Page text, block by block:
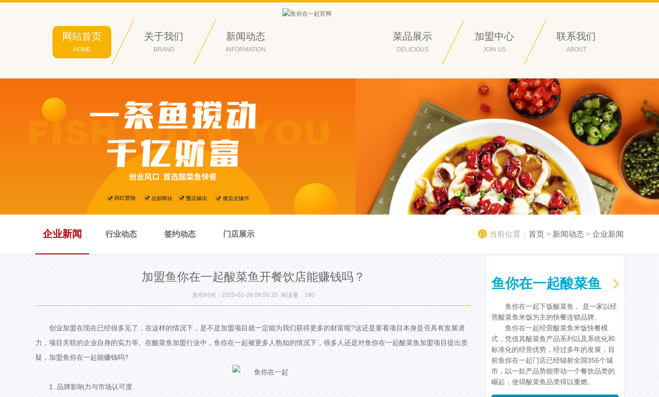
网站首页
HOME
关于我们
BRAND
新闻动态
INFORMATION
菜品展示
DELICIOUS
加盟中心
JOIN US
联系我们
ABOUT
当前位置： 首页 > 新闻动态 > 企业新闻
企业新闻 行业动态 签约动态 门店展示
加盟鱼你在一起酸菜鱼开餐饮店能赚钱吗？
发布时间：2025-02-26 09:50:25 阅读量： 180
创业加盟在现在已经很多见了，在这样的情况下，是不是加盟项目就一定能为我们获得更多的财富呢?这还是要看项目本身是否具有发展潜
力，项目关联的企业自身的实力等。在酸菜鱼加盟行业中，鱼你在一起被更多人熟知的情况下，很多人还是对鱼你在一起酸菜鱼加盟项目提出质
疑，加盟鱼你在一起能赚钱吗?
1. 品牌影响力与市场认可度
鱼你在一起酸菜鱼
鱼你在一起下饭酸菜鱼， 是一家以经
营酸菜鱼米饭为主的快餐连锁品牌。
鱼你在一起经营酸菜鱼米饭快餐模
式，凭借其酸菜鱼产品系列以及系统化和
标准化的经营优势，经过多年的发展，目
前鱼你在一起门店已经辐射全国356个城
市，以一款产品势能带动一个餐饮品类的
崛起，使得酸菜鱼品类得以重燃。